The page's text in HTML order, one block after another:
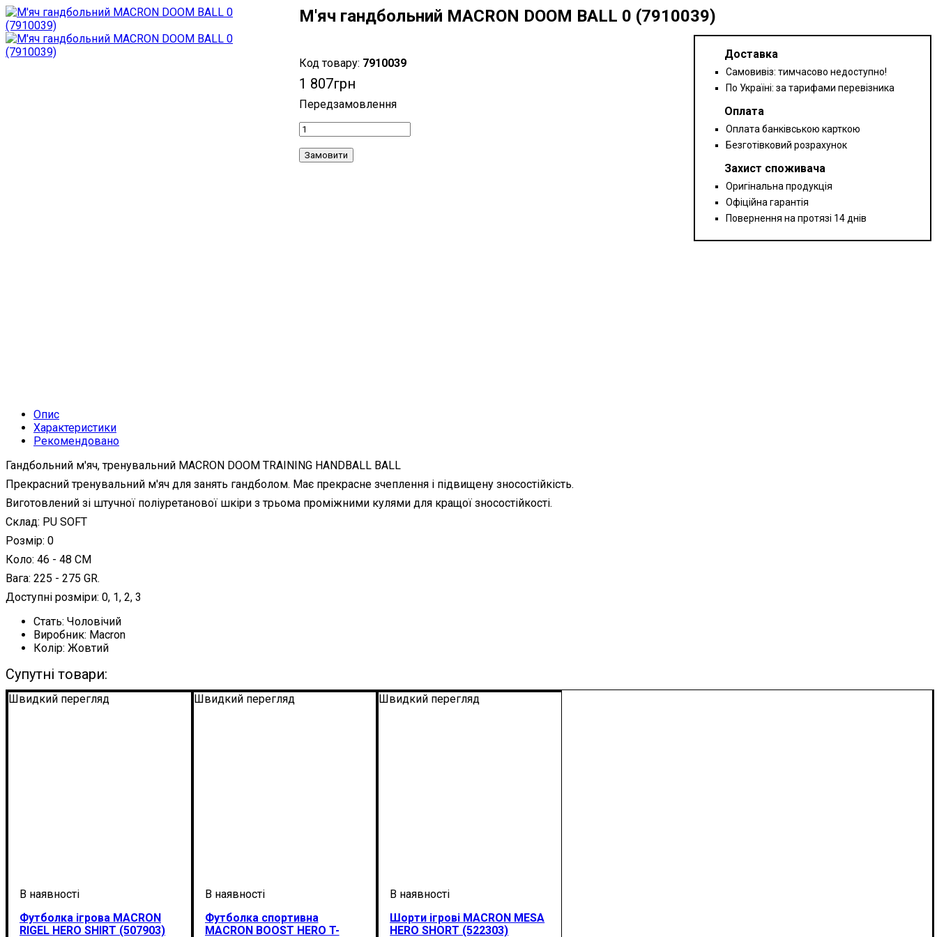
М'яч гандбольний MACRON DOOM BALL 0 (7910039)
7910039
1 807грн
Замовити
Доставка
Самовивіз: тимчасово недоступно!
По Україні: за тарифами перевізника
Оплата
Оплата банківською карткою
Безготівковий розрахунок
Захист споживача
Оригінальна продукція
Офіційна гарантія
Повернення на протязі 14 днів
Опис
Характеристики
Рекомендовано
Гандбольний м'яч, тренувальний MACRON DOOM TRAINING HANDBALL BALL
Прекрасний тренувальний м'яч для занять гандболом. Має прекрасне зчеплення і підвищену зносостійкість.
Виготовлений зі штучної поліуретанової шкіри з трьома проміжними кулями для кращої зносостійкості.
Склад: PU SOFT
Розмір: 0
Коло: 46 - 48 CM
Вага: 225 - 275 GR.
Доступні розміри: 0, 1, 2, 3
Стать: Чоловічий
Виробник: Macron
Колір: Жовтий
Супутні товари:
Швидкий перегляд
Футболка ігрова MACRON
RIGEL HERO SHIRT (507903)
Швидкий перегляд
Футболка спортивна
MACRON BOOST HERO T-
Швидкий перегляд
Шорти ігрові MACRON MESA
HERO SHORT (522303)